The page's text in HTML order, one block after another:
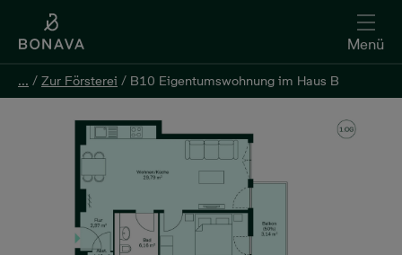
Menü
... / Zur Försterei / B10 Eigentumswohnung im Haus B
... / Zur Försterei / B10 Eigentumswohnung im Haus B